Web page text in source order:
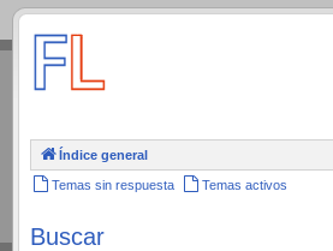
.
Índice general
Temas sin respuesta Temas activos
Buscar